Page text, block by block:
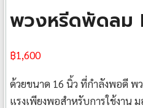
พวงหรีดพัดลม
฿1,600
ด้วยขนาด 16 นิ้ว ที่กำลังพอดี พ
แรงเพียงพอสำหรับการใช้งาน